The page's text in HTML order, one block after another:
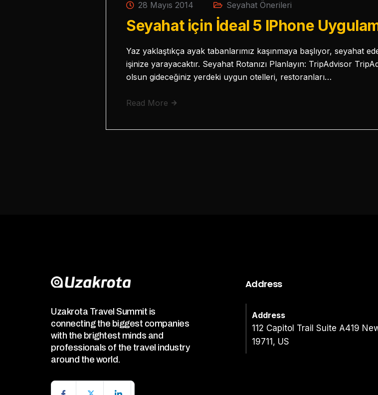
28 Mayıs 2014 Seyahat Önerileri
Seyahat için İdeal 5 IPhone
Yaz yaklaştıkça ayak tabanlarımız kaşınmaya başlıyor, seyahat
işinize yarayacaktır. Seyahat Rotanızı Planlayın: TripAdvisor
olsun gideceğiniz yerdeki uygun otelleri, restoranları…
Read More
Uzakrota Travel Summit is
connecting the biggest companies
with the brightest minds and
professionals of the travel industry
around the world.
Address
Address
112 Capitol Trail Suite A419
19711, US